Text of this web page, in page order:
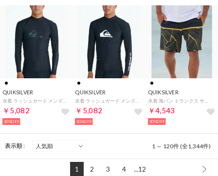
QUIKSILVER
￥5,082
30%OFF
QUIKSILVER
￥5,082
30%OFF
QUIKSILVER
水着 海パン トランクス サーフパンツ メンズ ボードショーツ 【返品不可商品】 （KVJ6）
￥4,543
30%OFF
表示順 : 1 ～ 120件 (全1,344件)
1 2 3 4 ...12